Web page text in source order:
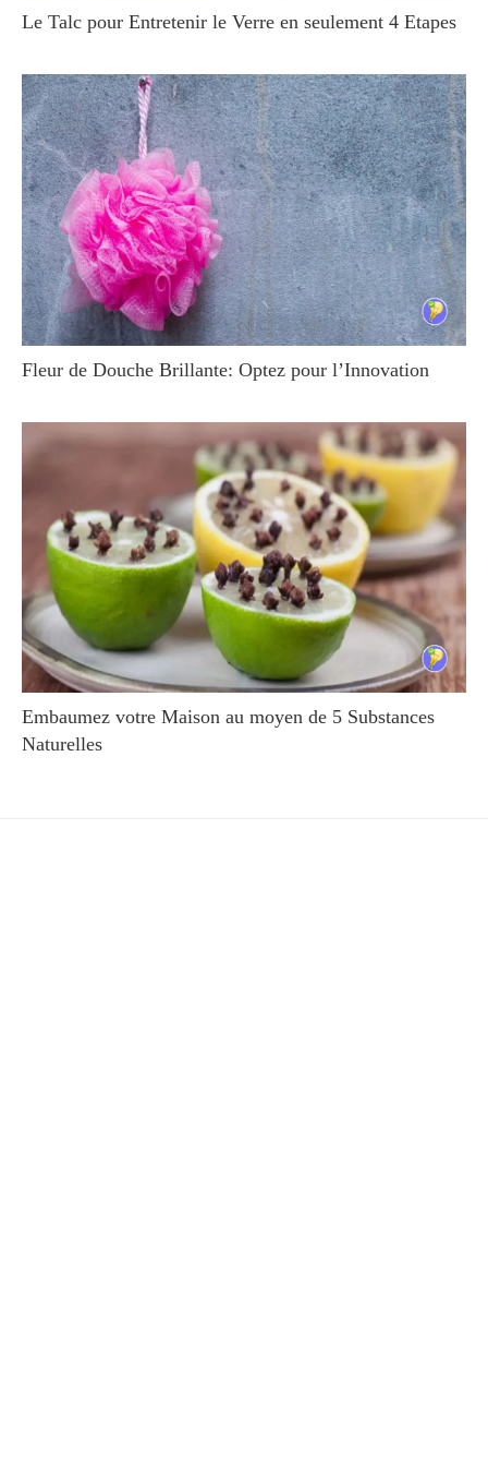
Le Talc pour Entretenir le Verre en seulement 4 Etapes
Fleur de Douche Brillante: Optez pour l’Innovation
Embaumez votre Maison au moyen de 5 Substances
Naturelles